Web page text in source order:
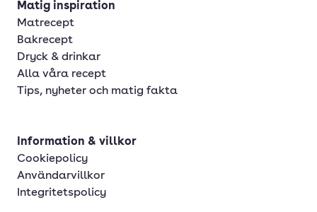
Matig inspiration
Matrecept
Bakrecept
Dryck & drinkar
Alla våra recept
Tips, nyheter och matig fakta
Information & villkor
Cookiepolicy
Användarvillkor
Integritetspolicy